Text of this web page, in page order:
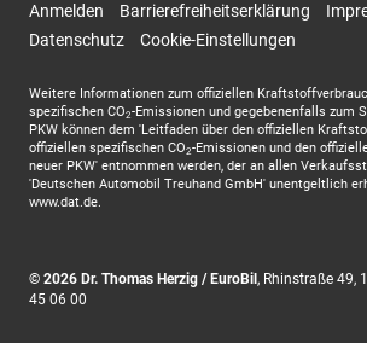
Anmelden Barrierefreiheitserklärung
Datenschutz
Cookie-Einstellungen
Weitere Informationen zum offiziellen
spezifischen CO2-Emissionen und gegebenenfalls zum
PKW können dem 'Leitfaden über den offiziellen
offiziellen spezifischen CO2-Emissionen und den
neuer PKW' entnommen werden, der an allen
'Deutschen Automobil Treuhand GmbH' unentgeltlich
www.dat.de.
© 2026 Dr. Thomas Herzig / EuroBil , Rhinstraße 49,
45 06 00